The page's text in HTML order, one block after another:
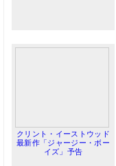
クリント・イーストウッド
最新作「ジャージー・ボー
イズ」予告